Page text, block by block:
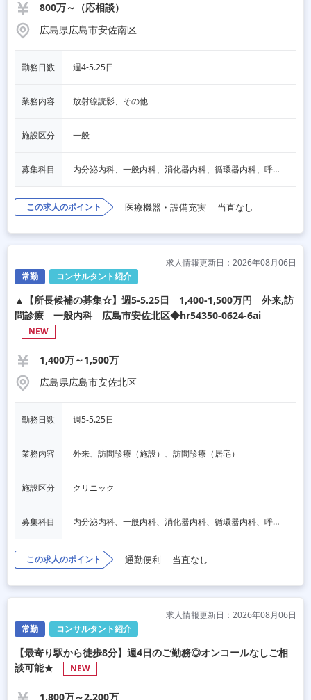
800万～（応相談）
広島県広島市安佐南区
勤務日数 週4-5.25日
業務内容 放射線読影、その他
施設区分 一般
募集科目 内分泌内科、一般内科、消化器内科、循環器内科、呼吸器内科、血液内科、脳神経内科、人間ドック・検診
この求人のポイント 医療機器・設備充実 当直なし
常勤 コンサルタント紹介
求人情報更新日：2026年08月06日
▲【所長候補の募集☆】週5-5.25日 1,400-1,500万円 外来,訪
問診療 一般内科 広島市安佐北区◆hr54350-0624-6ai
NEW
1,400万～1,500万
広島県広島市安佐北区
勤務日数 週5-5.25日
業務内容 外来、訪問診療（施設）、訪問診療（居宅）
施設区分 クリニック
募集科目 内分泌内科、一般内科、消化器内科、循環器内科、呼吸器内科、血液内科、脳神経内科、老人内科、その他
この求人のポイント 通勤便利 当直なし
常勤 コンサルタント紹介
求人情報更新日：2026年08月06日
【最寄り駅から徒歩8分】週4日のご勤務◎オンコールなしご相
談可能★
NEW
1,800万～2,200万